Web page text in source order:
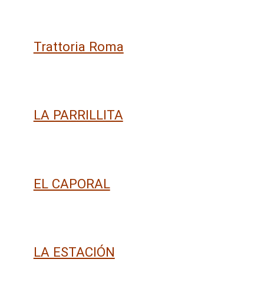
Trattoria Roma
LA PARRILLITA
EL CAPORAL
LA ESTACIÓN